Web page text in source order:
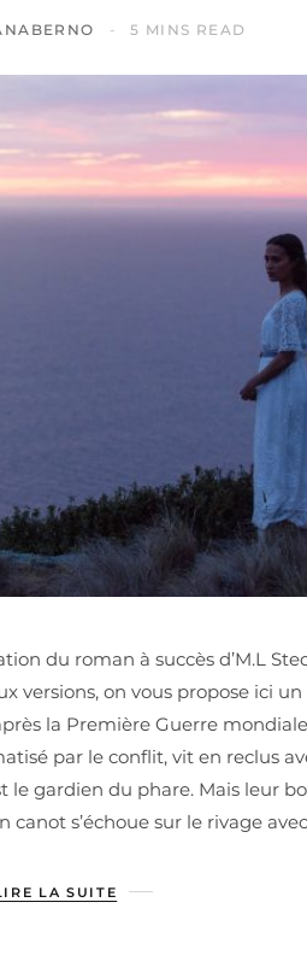
5 MINS READ
du roman à succès d’M.L
versions, on vous propose ici
la Première Guerre
par le conflit, vit en reclus
gardien du phare. Mais leur
s’échoue sur le rivage
LA SUITE